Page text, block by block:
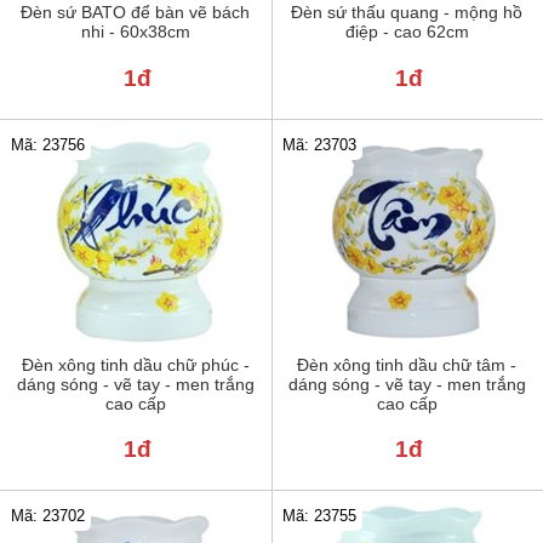
Đèn sứ BATO để bàn vẽ bách
nhi - 60x38cm
1đ
Đèn sứ thấu quang - mộng hồ
điệp - cao 62cm
1đ
Đèn xông tinh dầu chữ phúc -
dáng sóng - vẽ tay - men trắng
cao cấp
Mã: 23756
1đ
Đèn xông tinh dầu chữ tâm -
dáng sóng - vẽ tay - men trắng
cao cấp
Mã: 23703
1đ
Mã: 23702 Mã: 23755